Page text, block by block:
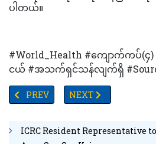
ပါတယ်။
#World_Health #ကျောက်ကပ်(
ငယ် #အသက်ရှင်သန်လျက်ရှိ
PREVIOUS ARTICLE: ၂၀၂၄ရွ
PREV NEXT ARTICLE: န
NEXT
ICRC Resident Representative